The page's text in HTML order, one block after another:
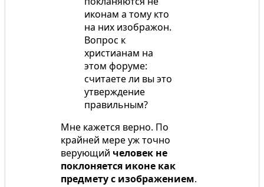
иконам а тому кто
на них изображон.
Вопрос к
христианам на
этом форуме:
считаете ли вы это
утверждение
правильным?
Мне кажется верно. По
крайней мере уж точно
верующий человек не
поклоняется иконе как
предмету с изображением.